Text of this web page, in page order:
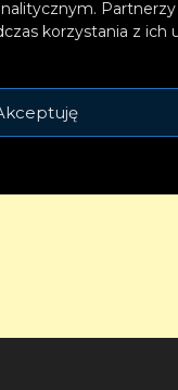
korzystania z ich